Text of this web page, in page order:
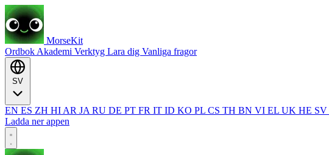
MorseKit
Ordbok Akademi Verktyg Lara dig Vanliga fragor
EN ES ZH HI AR JA RU DE PT FR IT ID KO PL CS TH BN VI EL UK HE SV
Ladda ner appen